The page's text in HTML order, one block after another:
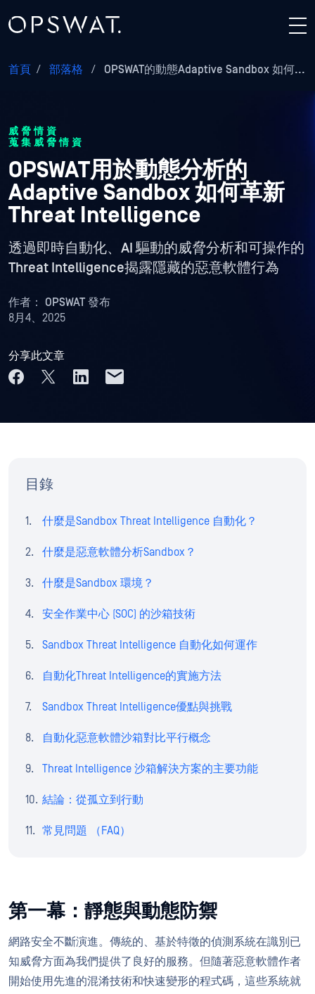
首頁 / 部落格 / OPSWAT的動態Adaptive Sandbox 如何...
威脅情資
蒐集威脅情資
OPSWAT用於動態分析的
Adaptive Sandbox 如何革新
Threat Intelligence
透過即時自動化、AI 驅動的威脅分析和可操作的
Threat Intelligence揭露隱藏的惡意軟體行為
作者： OPSWAT 發布
8月4、2025
分享此文章
目錄
什麼是Sandbox Threat Intelligence 自動化？
什麼是惡意軟體分析Sandbox？
什麼是Sandbox 環境？
安全作業中心 (SOC) 的沙箱技術
Sandbox Threat Intelligence 自動化如何運作
自動化Threat Intelligence的實施方法
Sandbox Threat Intelligence優點與挑戰
自動化惡意軟體沙箱對比平行概念
Threat Intelligence 沙箱解決方案的主要功能
結論：從孤立到行動
常見問題 （FAQ）
第一幕：靜態與動態防禦
網路安全不斷演進。傳統的、基於特徵的偵測系統在識別已
知威脅方面為我們提供了良好的服務。但隨著惡意軟體作者
開始使用先進的混淆技術和快速變形的程式碼，這些系統就